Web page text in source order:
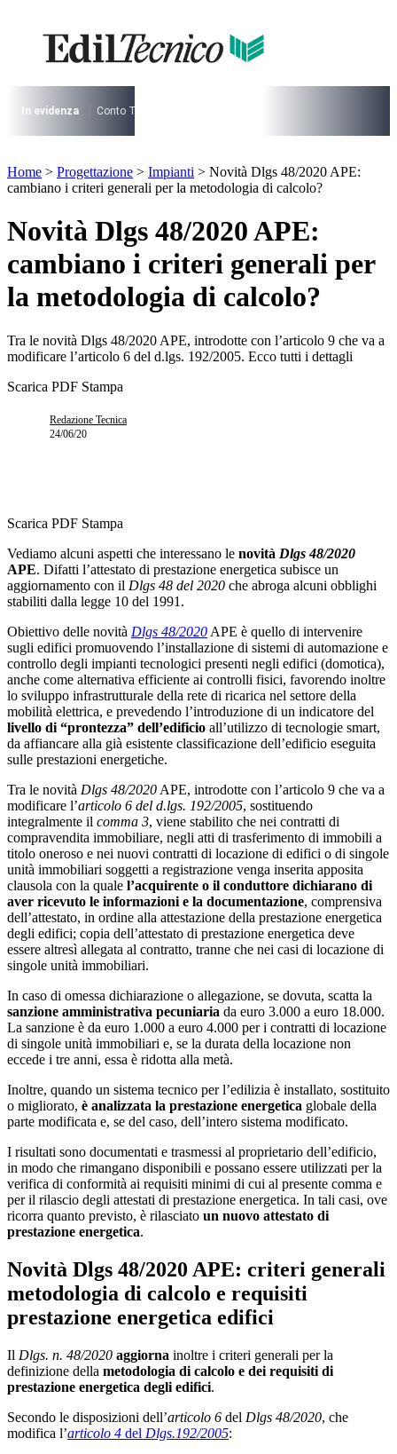
contenuto
I più cercati
Lorem ipsum dolor sit amet consectetur
Lorem ipsum dolor sit amet consectetur
In evidenza Conto Termico
I più cercati
Lorem ipsum dolor sit amet consectetur
Lorem ipsum dolor sit amet consectetur
Home > Progettazione > Impianti > Novità Dlgs 48/2020 APE:
cambiano i criteri generali per la metodologia di calcolo?
Novità Dlgs 48/2020 APE:
cambiano i criteri generali per
la metodologia di calcolo?
Tra le novità Dlgs 48/2020 APE, introdotte con l’articolo 9 che va a
modificare l’articolo 6 del d.lgs. 192/2005. Ecco tutti i dettagli
Scarica PDF Stampa
Redazione Tecnica
24/06/20
Scarica PDF Stampa
Vediamo alcuni aspetti che interessano le novità Dlgs 48/2020
APE. Difatti l’attestato di prestazione energetica subisce un
aggiornamento con il Dlgs 48 del 2020 che abroga alcuni obblighi
stabiliti dalla legge 10 del 1991.
Obiettivo delle novità Dlgs 48/2020 APE è quello di intervenire
sugli edifici promuovendo l’installazione di sistemi di automazione e
controllo degli impianti tecnologici presenti negli edifici (domotica),
anche come alternativa efficiente ai controlli fisici, favorendo inoltre
lo sviluppo infrastrutturale della rete di ricarica nel settore della
mobilità elettrica, e prevedendo l’introduzione di un indicatore del
livello di “prontezza” dell’edificio all’utilizzo di tecnologie smart,
da affiancare alla già esistente classificazione dell’edificio eseguita
sulle prestazioni energetiche.
Tra le novità Dlgs 48/2020 APE, introdotte con l’articolo 9 che va a
modificare l’articolo 6 del d.lgs. 192/2005, sostituendo
integralmente il comma 3, viene stabilito che nei contratti di
compravendita immobiliare, negli atti di trasferimento di immobili a
titolo oneroso e nei nuovi contratti di locazione di edifici o di singole
unità immobiliari soggetti a registrazione venga inserita apposita
clausola con la quale l’acquirente o il conduttore dichiarano di
aver ricevuto le informazioni e la documentazione, comprensiva
dell’attestato, in ordine alla attestazione della prestazione energetica
degli edifici; copia dell’attestato di prestazione energetica deve
essere altresì allegata al contratto, tranne che nei casi di locazione di
singole unità immobiliari.
In caso di omessa dichiarazione o allegazione, se dovuta, scatta la
sanzione amministrativa pecuniaria da euro 3.000 a euro 18.000.
La sanzione è da euro 1.000 a euro 4.000 per i contratti di locazione
di singole unità immobiliari e, se la durata della locazione non
eccede i tre anni, essa è ridotta alla metà.
Inoltre, quando un sistema tecnico per l’edilizia è installato, sostituito
o migliorato, è analizzata la prestazione energetica globale della
parte modificata e, se del caso, dell’intero sistema modificato.
I risultati sono documentati e trasmessi al proprietario dell’edificio,
in modo che rimangano disponibili e possano essere utilizzati per la
verifica di conformità ai requisiti minimi di cui al presente comma e
per il rilascio degli attestati di prestazione energetica. In tali casi, ove
ricorra quanto previsto, è rilasciato un nuovo attestato di
prestazione energetica.
Novità Dlgs 48/2020 APE: criteri generali
metodologia di calcolo e requisiti
prestazione energetica edifici
Il Dlgs. n. 48/2020 aggiorna inoltre i criteri generali per la
definizione della metodologia di calcolo e dei requisiti di
prestazione energetica degli edifici.
Secondo le disposizioni dell’articolo 6 del Dlgs 48/2020, che
modifica l’articolo 4 del Dlgs.192/2005: